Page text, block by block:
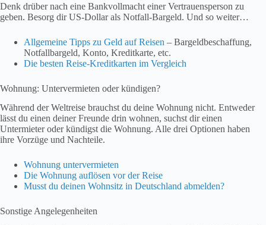
Denk drüber nach eine Bankvollmacht einer Vertrauensperson zu
geben. Besorg dir US-Dollar als Notfall-Bargeld. Und so weiter…
Allgemeine Tipps zu Geld auf Reisen – Bargeldbeschaffung,
Notfallbargeld, Konto, Kreditkarte, etc.
Die besten Reise-Kreditkarten im Vergleich
Wohnung: Untervermieten oder kündigen?
Während der Weltreise brauchst du deine Wohnung nicht. Entweder
lässt du einen deiner Freunde drin wohnen, suchst dir einen
Untermieter oder kündigst die Wohnung. Alle drei Optionen haben
ihre Vorzüge und Nachteile.
Wohnung untervermieten
Die Wohnung auflösen vor der Reise
Musst du deinen Wohnsitz in Deutschland abmelden?
Sonstige Angelegenheiten